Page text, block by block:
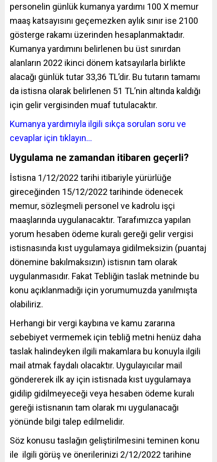
personelin günlük kumanya yardımı 100 X memur
maaş katsayısını geçemezken aylık sınır ise 2100
gösterge rakamı üzerinden hesaplanmaktadır.
Kumanya yardımını belirlenen bu üst sınırdan
alanların 2022 ikinci dönem katsayılarla birlikte
alacağı günlük tutar 33,36 TL’dir. Bu tutarın tamamı
da istisna olarak belirlenen 51 TL’nin altında kaldığı
için gelir vergisinden muaf tutulacaktır.
Kumanya yardımıyla ilgili sıkça sorulan soru ve
cevaplar için tıklayın…
Uygulama ne zamandan itibaren geçerli?
İstisna 1/12/2022 tarihi itibariyle yürürlüğe
gireceğinden 15/12/2022 tarihinde ödenecek
memur, sözleşmeli personel ve kadrolu işçi
maaşlarında uygulanacaktır. Tarafımızca yapılan
yorum hesaben ödeme kuralı gereği gelir vergisi
istisnasında kıst uygulamaya gidilmeksizin (puantaj
dönemine bakılmaksızın) istisnın tam olarak
uygulanmasıdır. Fakat Tebliğin taslak metninde bu
konu açıklanmadığı için yorumumuzda yanılmışta
olabiliriz.
Herhangi bir vergi kaybına ve kamu zararına
sebebiyet vermemek için tebliğ metni henüz daha
taslak halindeyken ilgili makamlara bu konuyla ilgili
mail atmak faydalı olacaktır. Uygulayıcılar mail
göndererek ilk ay için istisnada kıst uygulamaya
gidilip gidilmeyeceği veya hesaben ödeme kuralı
gereği istisnanın tam olarak mı uygulanacağı
yönünde bilgi talep edilmelidir.
Söz konusu taslağın geliştirilmesini teminen konu
ile ilgili görüş ve önerilerinizi 2/12/2022 tarihine